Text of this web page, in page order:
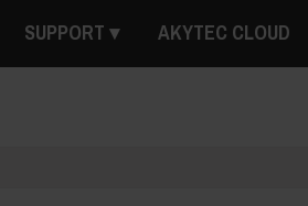
SUPPORT AKYTEC CLOUD